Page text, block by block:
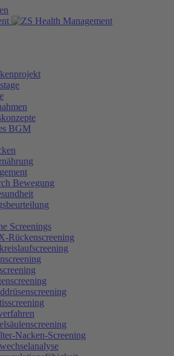
BGM
Bewegung
Screenings
Rückenscreening
Nacken-Screening